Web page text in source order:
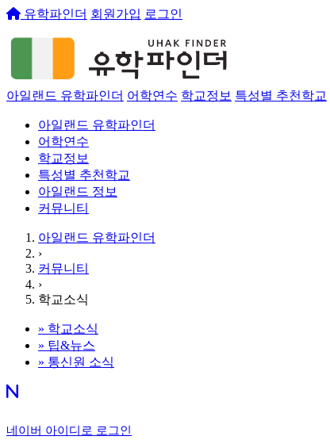
유학파인더 회원가입 로그인
아일랜드 유학파인더 어학연수 학교정보 특성별 추천학교
아일랜드 유학파인더
어학연수
학교정보
특성별 추천학교
아일랜드 정보
커뮤니티
아일랜드 유학파인더
›
커뮤니티
›
학교소식
» 학교소식
» 팁&뉴스
» 통신원 소식
네이버 아이디로 로그인